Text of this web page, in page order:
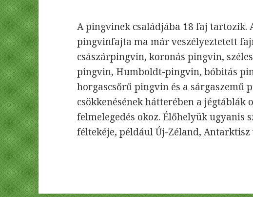
A pingvinek családjába 18 faj tartozik.
pingvinfajta ma már veszélyeztetett
császárpingvin, koronás pingvin,
pingvin, Humboldt-pingvin, bóbitás
horgascsőrű pingvin és a sárgaszemű
csökkenésének hátterében a jégtáblák
felmelegedés okoz. Élőhelyük ugyanis
féltekéje, például Új-Zéland, Antarktisz